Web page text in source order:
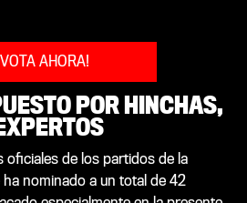
AHORA!
POR HINCHAS,
oficiales de los partidos de la
ha nominado a un total de 42